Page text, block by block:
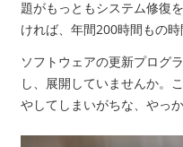
題がもっともシステム修復
ければ、年間200時間もの時
ソフトウェアの更新プログ
し、展開していませんか。
やしてしまいがちな、やっ